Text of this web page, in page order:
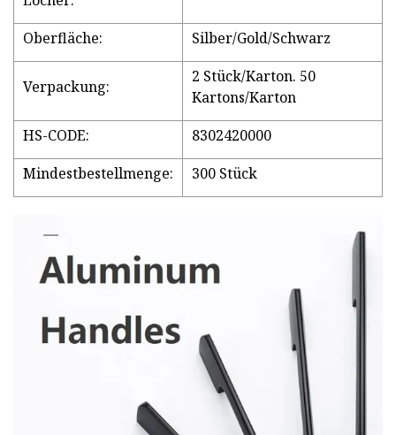
Oberfläche: Silber/Gold/Schwarz
Verpackung:
2 Stück/Karton. 50
Kartons/Karton
HS-CODE:
8302420000
Mindestbestellmenge:
300 Stück